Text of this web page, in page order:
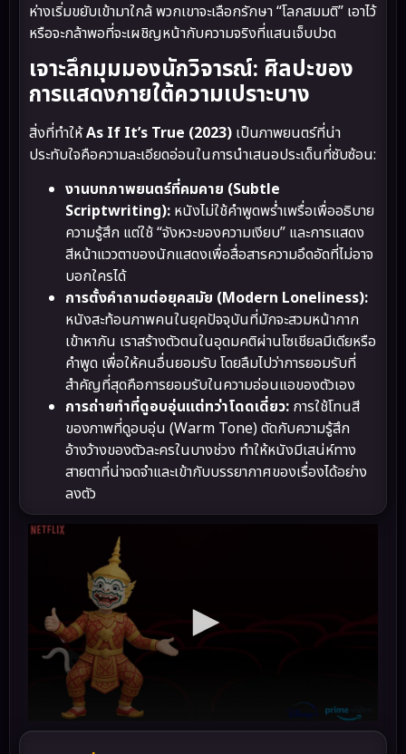
ห่างเริ่มขยับเข้ามาใกล้ พวกเขาจะเลือกรักษา “โลกสมมติ” เอาไว้
หรือจะกล้าพอที่จะเผชิญหน้ากับความจริงที่แสนเจ็บปวด
เจาะลึกมุมมองนักวิจารณ์: ศิลปะของ
การแสดงภายใต้ความเปราะบาง
สิ่งที่ทำให้As If It’s True (2023) เป็นภาพยนตร์ที่น่า
ประทับใจคือความละเอียดอ่อนในการนำเสนอประเด็นที่ซับซ้อน:
งานบทภาพยนตร์ที่คมคาย (Subtle
Scriptwriting): หนังไม่ใช้คำพูดพร่ำเพรื่อเพื่ออธิบาย
ความรู้สึก แต่ใช้ “จังหวะของความเงียบ” และการแสดง
สีหน้าแววตาของนักแสดงเพื่อสื่อสารความอึดอัดที่ไม่อาจ
บอกใครได้
การตั้งคำถามต่อยุคสมัย (Modern Loneliness):
หนังสะท้อนภาพคนในยุคปัจจุบันที่มักจะสวมหน้ากาก
เข้าหากัน เราสร้างตัวตนในอุดมคติผ่านโซเชียลมีเดียหรือ
คำพูด เพื่อให้คนอื่นยอมรับ โดยลืมไปว่าการยอมรับที่
สำคัญที่สุดคือการยอมรับในความอ่อนแอของตัวเอง
การถ่ายทำที่ดูอบอุ่นแต่ทว่าโดดเดี่ยว: การใช้โทนสี
ของภาพที่ดูอบอุ่น (Warm Tone) ตัดกับความรู้สึก
อ้างว้างของตัวละครในบางช่วง ทำให้หนังมีเสน่ห์ทาง
สายตาที่น่าจดจำและเข้ากับบรรยากาศของเรื่องได้อย่าง
ลงตัว